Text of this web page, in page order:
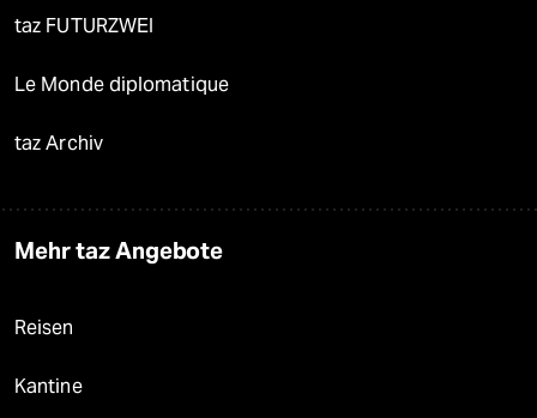
taz FUTURZWEI
Le Monde diplomatique
taz Archiv
Mehr taz Angebote
Reisen
Kantine